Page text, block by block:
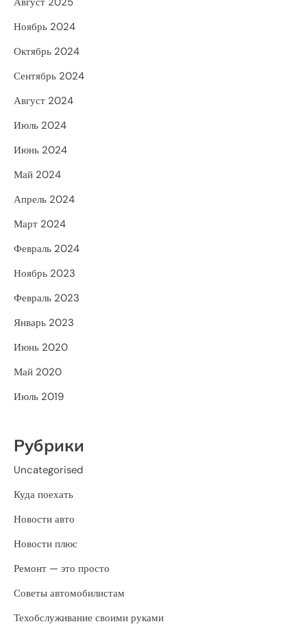
Ноябрь 2024
Октябрь 2024
Сентябрь 2024
Август 2024
Июль 2024
Июнь 2024
Май 2024
Апрель 2024
Март 2024
Февраль 2024
Ноябрь 2023
Февраль 2023
Январь 2023
Июнь 2020
Май 2020
Июль 2019
Рубрики
Uncategorised
Куда поехать
Новости авто
Новости плюс
Ремонт — это просто
Советы автомобилистам
Техобслуживание своими руками